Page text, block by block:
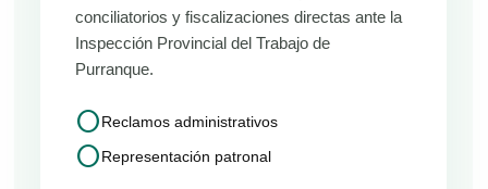
conciliatorios y fiscalizaciones directas ante la
Inspección Provincial del Trabajo de
Purranque.
circleReclamos administrativos
circleRepresentación patronal